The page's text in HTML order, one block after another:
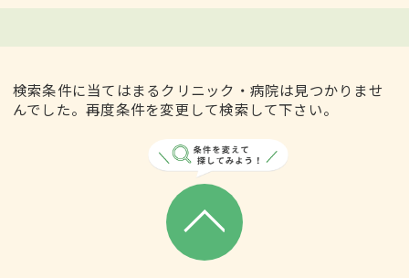
検索条件に当てはまるクリニック・病院は見つかりませ
んでした。再度条件を変更して検索して下さい。